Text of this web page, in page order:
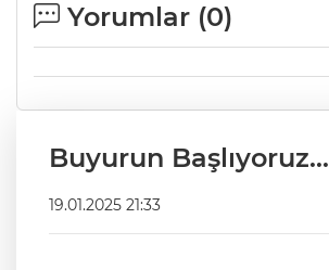
Yorumlar (0)
Buyurun Başlıyoruz...
19.01.2025 21:33